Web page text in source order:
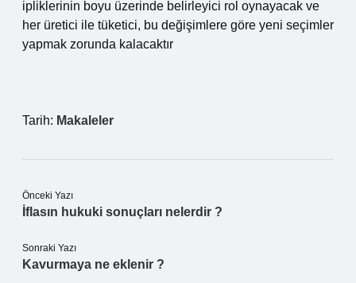
ipliklerinin boyu üzerinde belirleyici rol oynayacak ve
her üretici ile tüketici, bu değişimlere göre yeni seçimler
yapmak zorunda kalacaktır
Tarih: Makaleler
Önceki Yazı
İflasın hukuki sonuçları nelerdir ?
Sonraki Yazı
Kavurmaya ne eklenir ?